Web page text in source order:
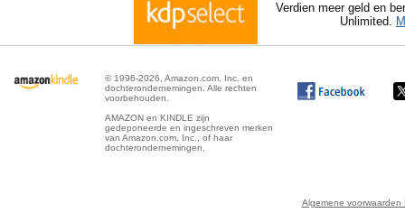
Verdien meer geld en
Unlimited.
© 1996-2026, Amazon.com, Inc. en
dochterondernemingen. Alle rechten
voorbehouden.
AMAZON en KINDLE zijn
gedeponeerde en ingeschreven merken
van Amazon.com, Inc., of haar
dochterondernemingen.
Algemene voorwaarden